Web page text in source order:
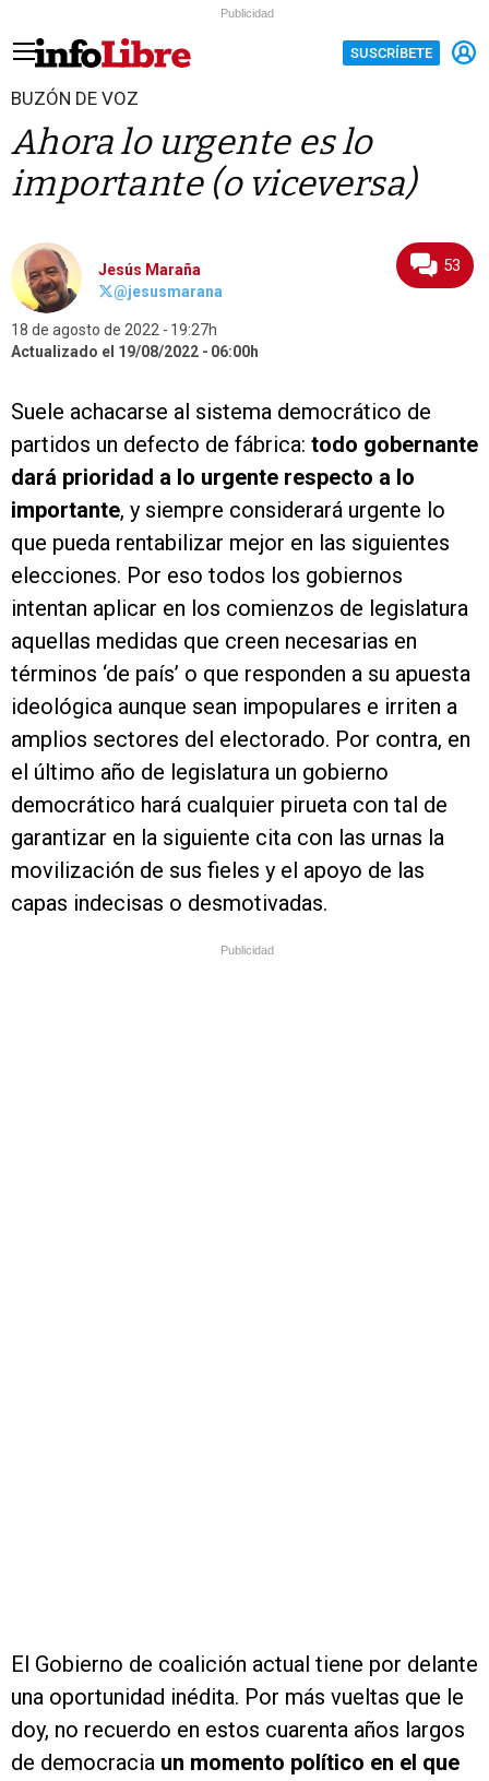
Publicidad
SUSCRÍBETE
BUZÓN DE VOZ
Ahora lo urgente es lo
importante (o viceversa)
Jesús Maraña
@jesusmarana
18 de agosto de 2022
19:27h
Actualizado el 19/08/2022
06:00h
53
Suele achacarse al sistema democrático de
partidos un defecto de fábrica: todo gobernante
dará prioridad a lo urgente respecto a lo
importante, y siempre considerará urgente lo
que pueda rentabilizar mejor en las siguientes
elecciones. Por eso todos los gobiernos
intentan aplicar en los comienzos de legislatura
aquellas medidas que creen necesarias en
términos ‘de país’ o que responden a su apuesta
ideológica aunque sean impopulares e irriten a
amplios sectores del electorado. Por contra, en
el último año de legislatura un gobierno
democrático hará cualquier pirueta con tal de
garantizar en la siguiente cita con las urnas la
movilización de sus fieles y el apoyo de las
capas indecisas o desmotivadas.
Publicidad
El Gobierno de coalición actual tiene por delante
una oportunidad inédita. Por más vueltas que le
doy, no recuerdo en estos cuarenta años largos
de democracia un momento político en el que